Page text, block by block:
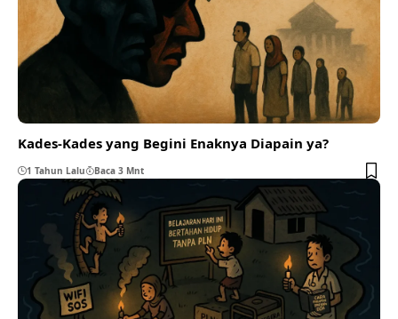
Kades-Kades yang Begini Enaknya Diapain ya?
1 Tahun Lalu Baca 3 Mnt